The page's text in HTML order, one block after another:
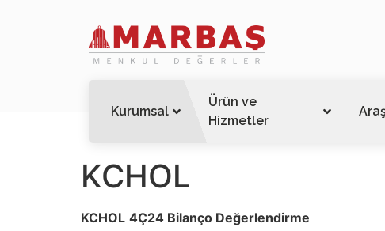
Kurumsal
Ürün ve
Hizmetler
KCHOL
KCHOL 4Ç24 Bilanço Değerlendirme